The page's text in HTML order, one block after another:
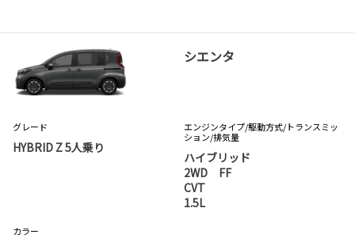
シエンタ
グレード
HYBRID Z 5人乗り
エンジンタイプ/駆動方式/トランスミッ
ション/排気量
ハイブリッド
2WD FF
CVT
1.5L
カラー